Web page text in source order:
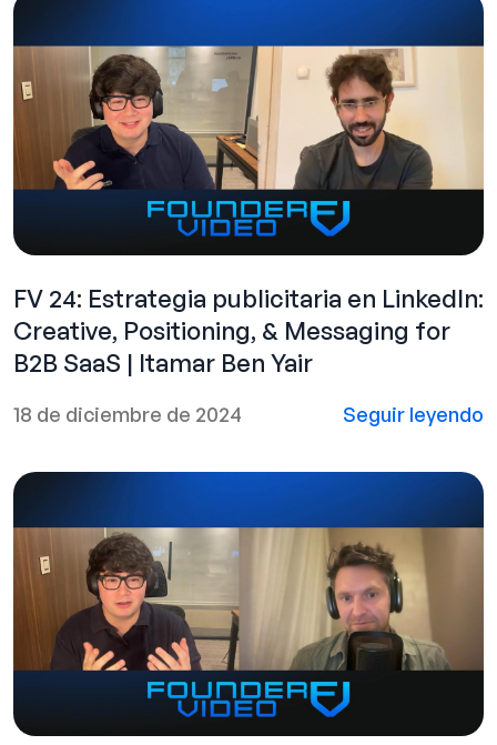
FV 24: Estrategia publicitaria en LinkedIn:
Creative, Positioning, & Messaging for
B2B SaaS | Itamar Ben Yair
18 de diciembre de 2024 Seguir leyendo